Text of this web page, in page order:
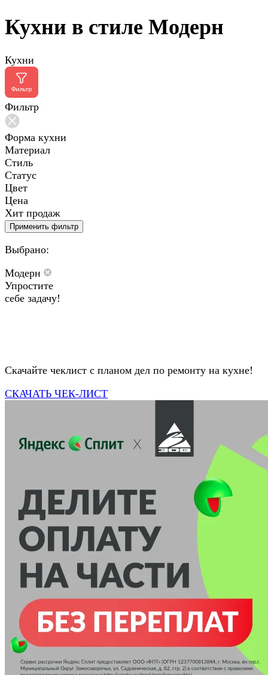
Кухни в стиле Модерн
Кухни
Фильтр
Форма кухни
Материал
Стиль
Статус
Цвет
Цена
Хит продаж
Применить фильтр
Выбрано:
Модерн
Упростите
себе задачу!
Скачайте чеклист с планом дел по ремонту на кухне!
СКАЧАТЬ ЧЕК-ЛИСТ